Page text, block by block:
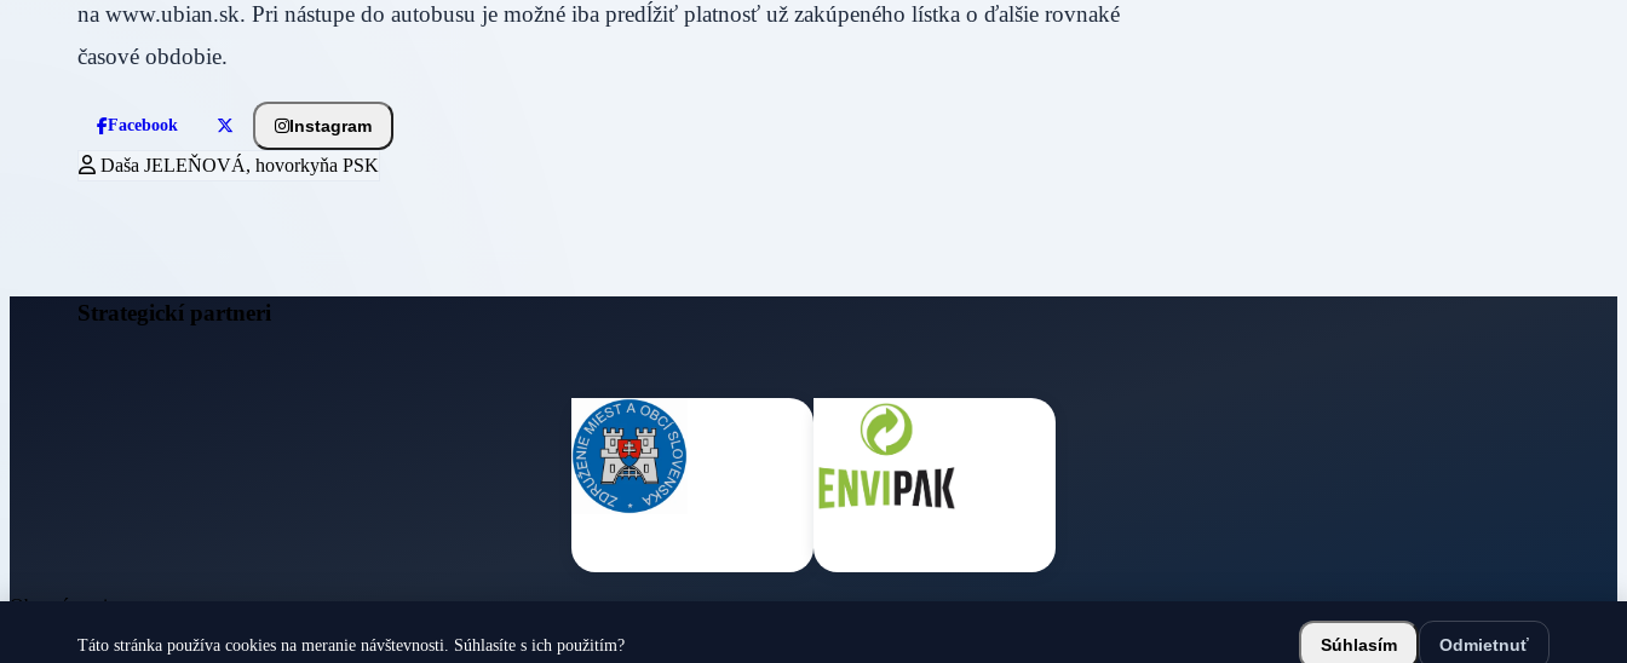
na www.ubian.sk. Pri nástupe do autobusu je možné iba predĺžiť platnosť už zakúpeného lístka o ďalšie rovnaké
časové obdobie.
Facebook Instagram
Daša JELEŇOVÁ, hovorkyňa PSK
Strategickí partneri
Obecné noviny
© 2026 Všetky práva vyhradené
Táto stránka používa cookies na meranie návštevnosti. Súhlasíte s ich použitím? Súhlasím Odmietnuť